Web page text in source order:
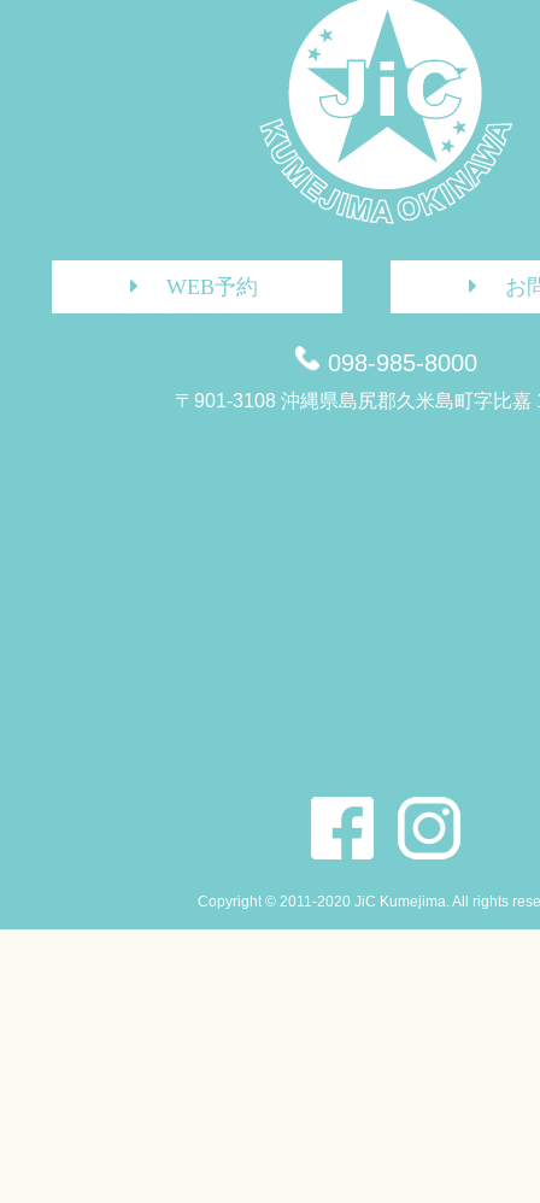
WEB予約 お
098-985-8000
〒901-3108 沖縄県島尻郡久米島町字比嘉
Copyright © 2011-2020 JiC Kumejima. All rights